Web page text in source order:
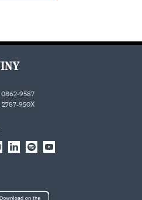
9587
950X